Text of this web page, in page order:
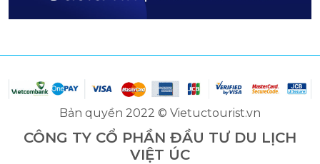
Bản quyền 2022 © Vietuctourist.vn
CÔNG TY CỔ PHẦN ĐẦU TƯ DU LỊCH
VIỆT ÚC